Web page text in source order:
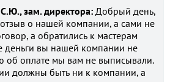
зам. директора: Добрый день,
о нашей компании, а сами не
а обратились к мастерам
деньги вы нашей компании не
об оплате мы вам не выписывали.
должны быть ни к компании, а